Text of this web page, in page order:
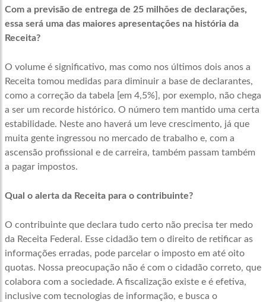
Com a previsão de entrega de 25 milhões de declarações,
essa será uma das maiores apresentações na história da
Receita?
O volume é significativo, mas como nos últimos dois anos a
Receita tomou medidas para diminuir a base de declarantes,
como a correção da tabela [em 4,5%], por exemplo, não chega
a ser um recorde histórico. O número tem mantido uma certa
estabilidade. Neste ano haverá um leve crescimento, já que
muita gente ingressou no mercado de trabalho e, com a
ascensão profissional e de carreira, também passam também
a pagar impostos.
Qual o alerta da Receita para o contribuinte?
O contribuinte que declara tudo certo não precisa ter medo
da Receita Federal. Esse cidadão tem o direito de retificar as
informações erradas, pode parcelar o imposto em até oito
quotas. Nossa preocupação não é com o cidadão correto, que
colabora com a sociedade. A fiscalização existe e é efetiva,
inclusive com tecnologias de informação, e busca o